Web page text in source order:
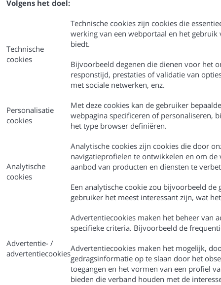
Volgens het doel:
Technische
cookies
Technische cookies zijn cookies die
werking van een webportaal en het
biedt.
Bijvoorbeeld degenen die dienen voor het
responstijd, prestaties of validatie van
met sociale netwerken, enz.
Personalisatie
cookies
Met deze cookies kan de gebruiker
webpagina specificeren of personaliseren,
het type browser definiëren.
Analytische
cookies
Analytische cookies zijn cookies die door
navigatieprofielen te ontwikkelen en om
aanbod van producten en diensten te
Een analytische cookie zou bijvoorbeeld
gebruiker het meest interessant zijn, wat
Advertentie- /
advertentiecookies
Advertentiecookies maken het beheer van
specifieke criteria. Bijvoorbeeld de
Advertentiecookies maken het mogelijk,
gedragsinformatie op te slaan door het
toegangen en het vormen van een profiel
bieden die verband houden met de